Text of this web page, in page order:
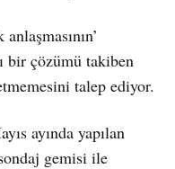
bir çözümü takiben
talep ediyor.
ayında yapılan
gemisi ile